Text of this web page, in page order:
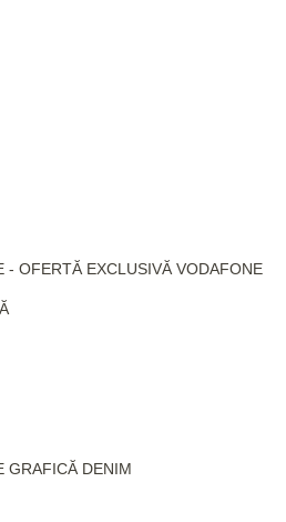
- OFERTĂ EXCLUSIVĂ VODAFONE
GRAFICĂ DENIM